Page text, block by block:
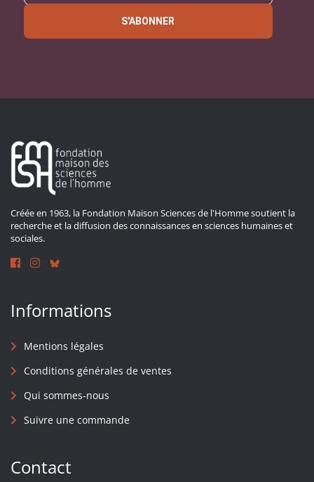
S'ABONNER
Créée en 1963, la Fondation Maison Sciences de l'Homme soutient la
recherche et la diffusion des connaissances en sciences humaines et
sociales.
Informations
Mentions légales
Conditions générales de ventes
Qui sommes-nous
Suivre une commande
Contact